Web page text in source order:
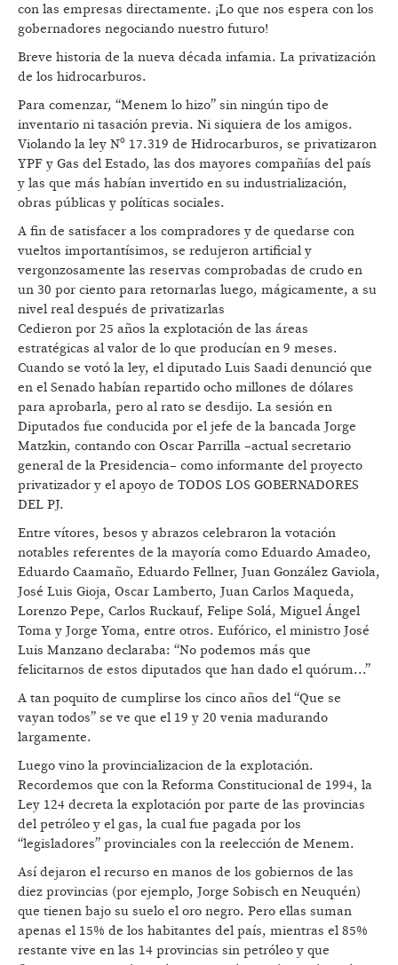
con las empresas directamente. ¡Lo que nos espera con los
gobernadores negociando nuestro futuro!
Breve historia de la nueva década infamia. La privatización
de los hidrocarburos.
Para comenzar, “Menem lo hizo” sin ningún tipo de
inventario ni tasación previa. Ni siquiera de los amigos.
Violando la ley Nº 17.319 de Hidrocarburos, se privatizaron
YPF y Gas del Estado, las dos mayores compañías del país
y las que más habían invertido en su industrialización,
obras públicas y políticas sociales.
A fin de satisfacer a los compradores y de quedarse con
vueltos importantísimos, se redujeron artificial y
vergonzosamente las reservas comprobadas de crudo en
un 30 por ciento para retornarlas luego, mágicamente, a su
nivel real después de privatizarlas
Cedieron por 25 años la explotación de las áreas
estratégicas al valor de lo que producían en 9 meses.
Cuando se votó la ley, el diputado Luis Saadi denunció que
en el Senado habían repartido ocho millones de dólares
para aprobarla, pero al rato se desdijo. La sesión en
Diputados fue conducida por el jefe de la bancada Jorge
Matzkin, contando con Oscar Parrilla –actual secretario
general de la Presidencia– como informante del proyecto
privatizador y el apoyo de TODOS LOS GOBERNADORES
DEL PJ.
Entre vítores, besos y abrazos celebraron la votación
notables referentes de la mayoría como Eduardo Amadeo,
Eduardo Caamaño, Eduardo Fellner, Juan González Gaviola,
José Luis Gioja, Oscar Lamberto, Juan Carlos Maqueda,
Lorenzo Pepe, Carlos Ruckauf, Felipe Solá, Miguel Ángel
Toma y Jorge Yoma, entre otros. Eufórico, el ministro José
Luis Manzano declaraba: “No podemos más que
felicitarnos de estos diputados que han dado el quórum...”
A tan poquito de cumplirse los cinco años del “Que se
vayan todos” se ve que el 19 y 20 venia madurando
largamente.
Luego vino la provincializacion de la explotación.
Recordemos que con la Reforma Constitucional de 1994, la
Ley 124 decreta la explotación por parte de las provincias
del petróleo y el gas, la cual fue pagada por los
“legisladores” provinciales con la reelección de Menem.
Así dejaron el recurso en manos de los gobiernos de las
diez provincias (por ejemplo, Jorge Sobisch en Neuquén)
que tienen bajo su suelo el oro negro. Pero ellas suman
apenas el 15% de los habitantes del país, mientras el 85%
restante vive en las 14 provincias sin petróleo y que